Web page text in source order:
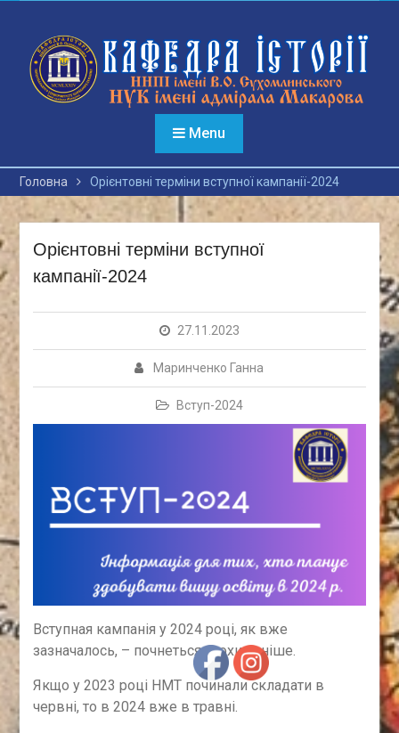
вмісту
Menu
Головна Орієнтовні терміни вступної кампанії-2024
Орієнтовні терміни вступної
кампанії-2024
27.11.2023
Маринченко Ганна
Вступ-2024
Вступная кампанія у 2024 році, як вже
зазначалось, – почнеться трохи раніше.
Якщо у 2023 році НМТ починали складати в
червні, то в 2024 вже в травні.